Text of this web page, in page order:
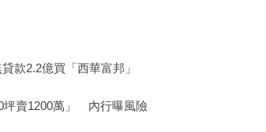
款2.2億買「西華富邦」
坪賣1200萬」 內行曝風險